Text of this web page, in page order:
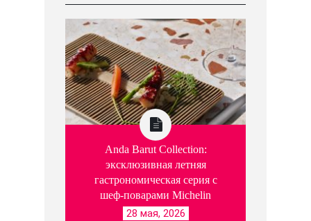
Anda Barut Collection:
эксклюзивная летняя
гастрономическая серия с
шеф-поварами Michelin
28 мая, 2026